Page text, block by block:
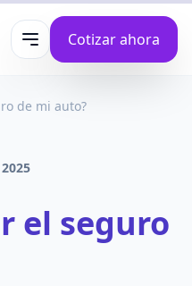
Abrir menúCotizar ahora
de mi auto?
el seguro